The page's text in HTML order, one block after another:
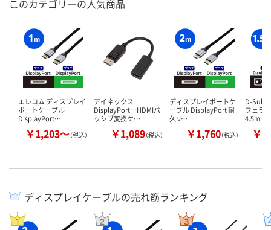
このカテゴリーの人気商品
エレコム ディスプレイ
ポートケーブル
DisplayPort…
￥1,203～（税込）
アイネックス
DisplayPortーHDMIパ
ッシブ変換ケ…
￥1,089（税込）
ディスプレイポートケ
ーブル DisplayPort 耐
久 v…
￥1,760（税込）
D-
フェラ
4.5mm
￥
ディスプレイケーブルの売れ筋ランキング